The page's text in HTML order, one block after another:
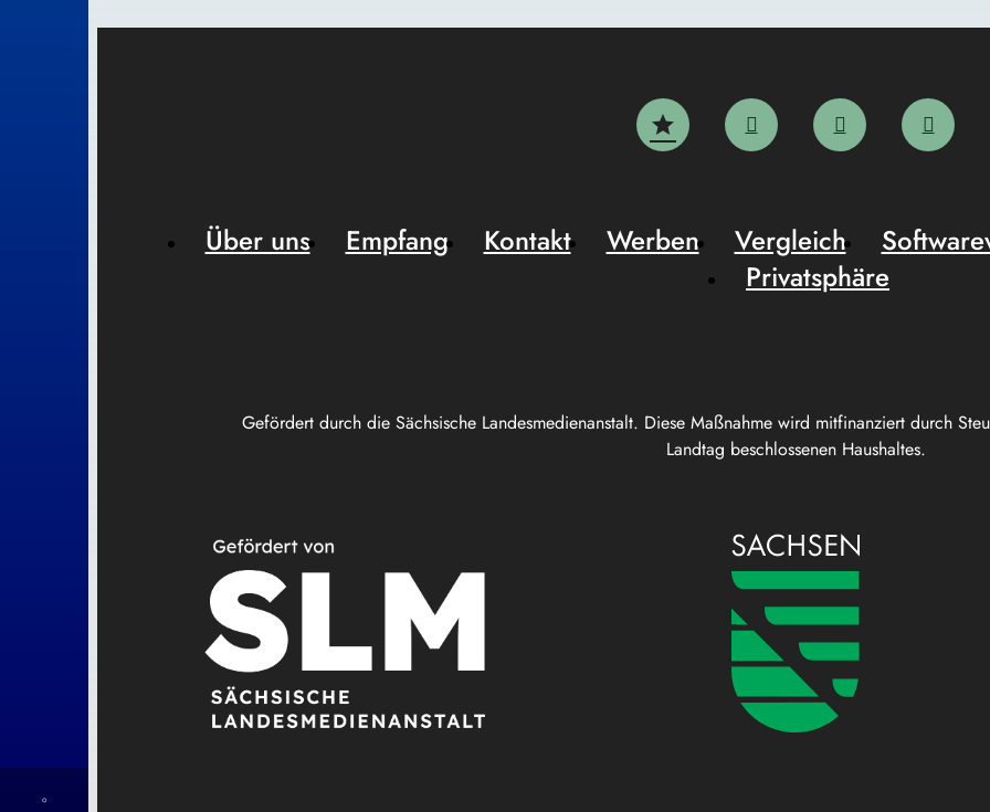
°
Gefördert durch die Sächsische Landesmedienanstalt. Diese Maßnahme wird mitfinanziert durch
Landtag beschlossenen Haushaltes.
Über uns Empfang Kontakt Werben Vergleich
Privatsphäre